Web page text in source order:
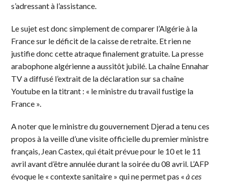
s’adressant à l’assistance.
Le sujet est donc simplement de comparer l’Algérie à la
France sur le déficit de la caisse de retraite. Et rien ne
justifie donc cette atraque finalement gratuite. La presse
arabophone algérienne a aussitôt jubilé. La chaîne Ennahar
TV a diffusé l’extrait de la déclaration sur sa chaîne
Youtube en la titrant : « le ministre du travail fustige la
France ».
A noter que le ministre du gouvernement Djerad a tenu ces
propos à la veille d’une visite officielle du premier ministre
français, Jean Castex, qui était prévue pour le 10 et le 11
avril avant d’être annulée durant la soirée du 08 avril. L’AFP
évoque le « contexte sanitaire » qui ne permet pas «à ces